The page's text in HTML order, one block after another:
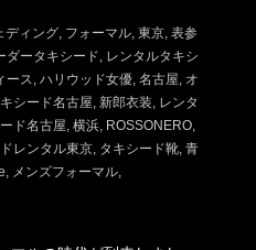
ディング フォーマル 東京 表参
ダータキシード レンタルタキシ
ース ハリウッド女優 名古屋 オ
シード名古屋 新郎衣装 レンタ
ド名古屋 横浜 ROSSONERO
レンタル東京 タキシード靴 青
メンズフォーマル